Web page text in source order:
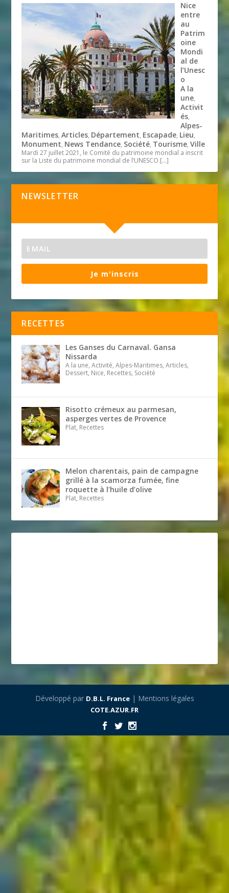
Nice
entre
au
Patrim
oine
Mondi
al de
l’Unesc
o
A la
une,
Activit
és,
Alpes-
Maritimes,Articles, Département, Escapade, Lieu,
Monument, News Tendance, Société, Tourisme,Ville
Mardi 27 juillet 2021, le Comité du patrimoine mondial a inscrit
sur la Liste du patrimoine mondial de l’UNESCO […]
NEWSLETTER
Je m'inscris
RECETTES
Les Ganses du Carnaval. Gansa
Nissarda
A la une, Activité, Alpes-Maritimes, Articles,
Dessert, Nice, Recettes, Société
Risotto crémeux au parmesan,
asperges vertes de Provence
Plat, Recettes
Melon charentais, pain de campagne
grillé à la scamorza fumée, fine
roquette à l’huile d’olive
Plat, Recettes
Développé par D.B.L. France| Mentions légales
COTE.AZUR.FR